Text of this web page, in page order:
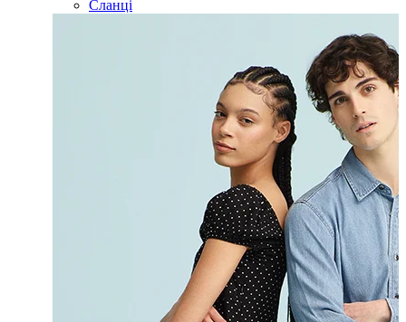
Сланці